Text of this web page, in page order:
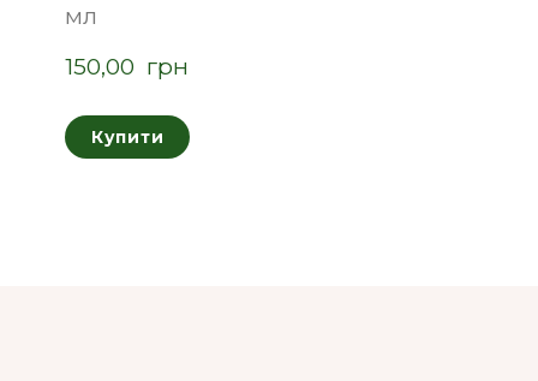
мл
150,00  грн
Купити